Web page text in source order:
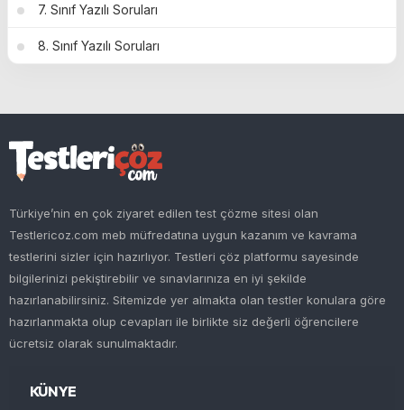
7. Sınıf Yazılı Soruları
8. Sınıf Yazılı Soruları
Türkiye’nin en çok ziyaret edilen test çözme sitesi olan
Testlericoz.com meb müfredatına uygun kazanım ve kavrama
testlerini sizler için hazırlıyor. Testleri çöz platformu sayesinde
bilgilerinizi pekiştirebilir ve sınavlarınıza en iyi şekilde
hazırlanabilirsiniz. Sitemizde yer almakta olan testler konulara göre
hazırlanmakta olup cevapları ile birlikte siz değerli öğrencilere
ücretsiz olarak sunulmaktadır.
KÜNYE